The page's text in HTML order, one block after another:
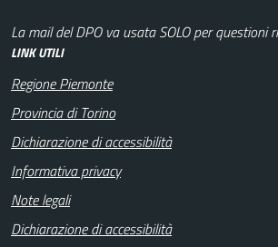
La mail del DPO va usata SOLO per questioni
LINK UTILI
Regione Piemonte
Provincia di Torino
Dichiarazione di accessibilità
Informativa privacy
Note legali
Dichiarazione di accessibilità